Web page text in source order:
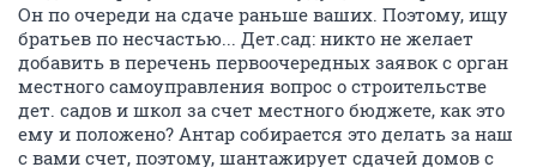
Он по очереди на сдаче раньше ваших. Поэтому, ищу
братьев по несчастью... Дет.сад: никто не желает
добавить в перечень первоочередных заявок с орган
местного самоуправления вопрос о строительстве
дет. садов и школ за счет местного бюджете, как это
ему и положено? Антар собирается это делать за наш
с вами счет, поэтому, шантажирует сдачей домов с